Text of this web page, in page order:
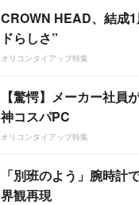
CROWN HEAD、結成
ドらしさ”
オリコンタイアップ特集
【驚愕】メーカー社員
神コスパPC
オリコンタイアップ特集
「別班のよう」腕時計
界観再現